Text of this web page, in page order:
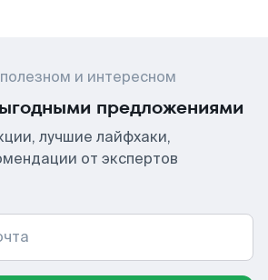
и интересном
предложениями
лучшие лайфхаки,
от экспертов